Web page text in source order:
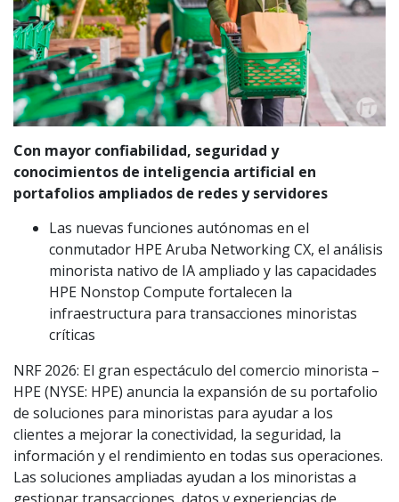
Con mayor confiabilidad, seguridad y
conocimientos de inteligencia artificial en
portafolios ampliados de redes y servidores
Las nuevas funciones autónomas en el
conmutador HPE Aruba Networking CX, el análisis
minorista nativo de IA ampliado y las capacidades
HPE Nonstop Compute fortalecen la
infraestructura para transacciones minoristas
críticas
NRF 2026: El gran espectáculo del comercio minorista –
HPE (NYSE: HPE) anuncia la expansión de su portafolio
de soluciones para minoristas para ayudar a los
clientes a mejorar la conectividad, la seguridad, la
información y el rendimiento en todas sus operaciones.
Las soluciones ampliadas ayudan a los minoristas a
ARGENTINA
MÉXICO